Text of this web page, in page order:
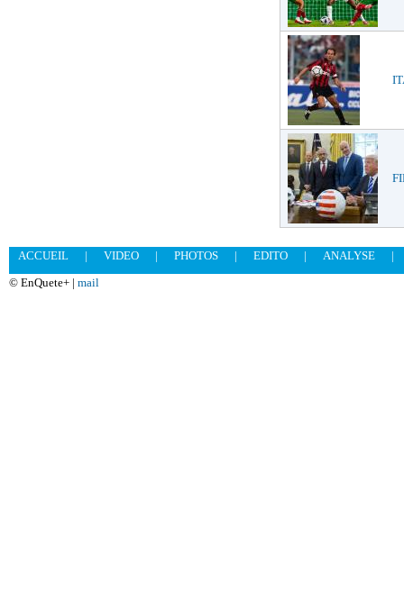
ACCUEIL | VIDEO | PHOTOS | EDITO | ANALYSE
|
© EnQuete+ | mail